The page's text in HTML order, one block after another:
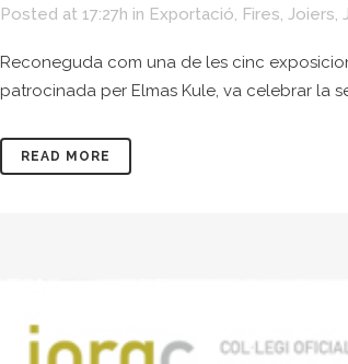
Posted at 17:27h in Exportació, Fires, Joiers,
Reconeguda com una de les cinc
patrocinada per Elmas Kule, va celebrar la
READ MORE